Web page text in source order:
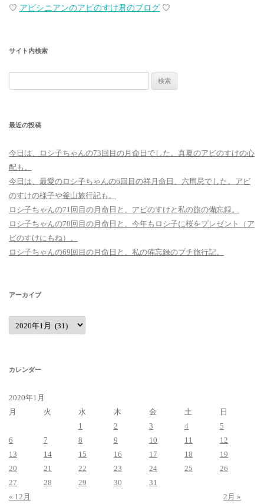
♡ アビシニアンのアビのすけ君のブログ ♡
サイト内検索
索:
最近の投稿
今日は、ロシ子ちゃんの73回目の月命日でした。真夏のアビのすけの心
配も。
今日は、最愛のロシ子ちゃんの6回目の祥月命日、六周忌でした。アビ
のすけの様子や釜山旅行記も。
ロシ子ちゃんの71回目の月命日と、アビのすけと私の旅の備忘録。
ロシ子ちゃんの70回目の月命日と、今年もロシ子に桜をプレゼント（ア
ビのすけにもね）。
ロシ子ちゃんの69回目の月命日と、私の備忘録のプチ旅行記。
アーカイブ
ア
ー
カ
カレンダー
2020年1月
月
火 水 木 金 土
日
1
2 3 4
5
6
7 8 9 10 11
12
13
14 15 16 17 18
19
20
21 22 23 24 25
26
27
28 29 30
31
« 12月
2月 »